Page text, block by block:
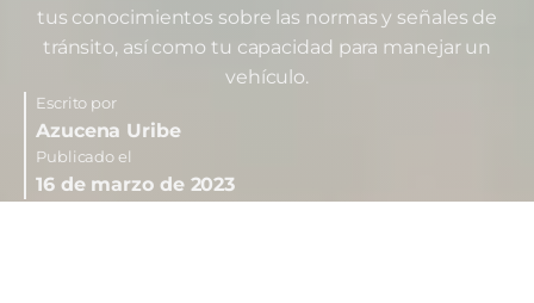
tus conocimientos sobre las normas y señales de
tránsito, así como tu capacidad para manejar un
vehículo.
Escrito por
Azucena Uribe
Publicado el
16 de marzo de 2023